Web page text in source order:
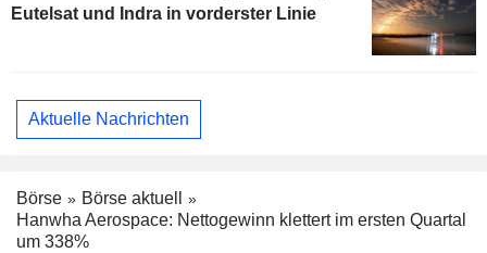
Eutelsat und Indra in vorderster Linie
Aktuelle Nachrichten
Börse
Börse aktuell
Hanwha Aerospace: Nettogewinn klettert im ersten Quartal
um 338%